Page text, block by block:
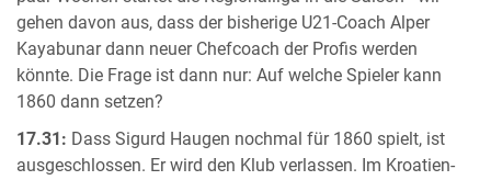
gehen davon aus, dass der bisherige U21-Coach Alper
Kayabunar dann neuer Chefcoach der Profis werden
könnte. Die Frage ist dann nur: Auf welche Spieler kann
1860 dann setzen?
17.31: Dass Sigurd Haugen nochmal für 1860 spielt, ist
ausgeschlossen. Er wird den Klub verlassen. Im Kroatien-